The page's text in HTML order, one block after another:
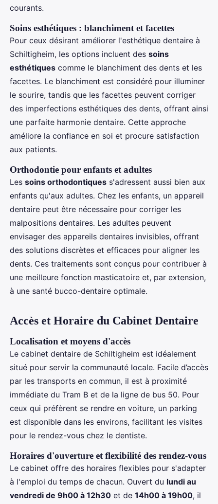
courants.
Soins esthétiques : blanchiment et facettes
Pour ceux désirant améliorer l'esthétique dentaire à
Schiltigheim, les options incluent des soins
esthétiques comme le blanchiment des dents et les
facettes. Le blanchiment est considéré pour illuminer
le sourire, tandis que les facettes peuvent corriger
des imperfections esthétiques des dents, offrant ainsi
une parfaite harmonie dentaire. Cette approche
améliore la confiance en soi et procure satisfaction
aux patients.
Orthodontie pour enfants et adultes
Les soins orthodontiques s'adressent aussi bien aux
enfants qu'aux adultes. Chez les enfants, un appareil
dentaire peut être nécessaire pour corriger les
malpositions dentaires. Les adultes peuvent
envisager des appareils dentaires invisibles, offrant
des solutions discrètes et efficaces pour aligner les
dents. Ces traitements sont conçus pour contribuer à
une meilleure fonction masticatoire et, par extension,
à une santé bucco-dentaire optimale.
Accès et Horaire du Cabinet Dentaire
Localisation et moyens d'accès
Le cabinet dentaire de Schiltigheim est idéalement
situé pour servir la communauté locale. Facile d’accès
par les transports en commun, il est à proximité
immédiate du Tram B et de la ligne de bus 50. Pour
ceux qui préfèrent se rendre en voiture, un parking
est disponible dans les environs, facilitant les visites
pour le rendez-vous chez le dentiste.
Horaires d'ouverture et flexibilité des rendez-vous
Le cabinet offre des horaires flexibles pour s'adapter
à l'emploi du temps de chacun. Ouvert du lundi au
vendredi de 9h00 à 12h30 et de 14h00 à 19h00, il